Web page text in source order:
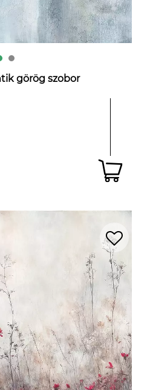
görög szobor